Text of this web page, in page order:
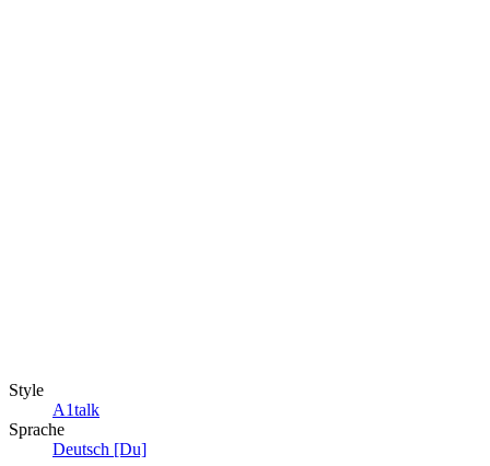
Style
A1talk
Sprache
Deutsch [Du]